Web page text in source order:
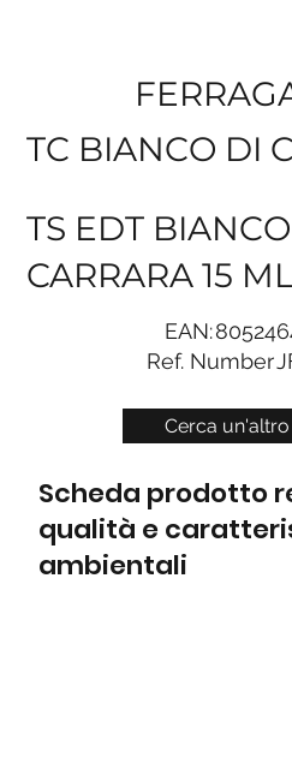
Cerca
TC BIANCO DI
TS EDT
CARRARA 15
EAN:
Ref. Number
Scheda prodotto
qualità e
ambientali